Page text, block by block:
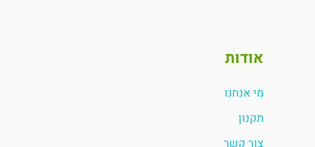
אודות
מי אנחנו
תקנון